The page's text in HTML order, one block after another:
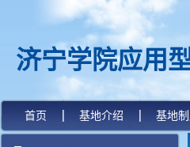
济宁学院应用
首页 基地介绍 基地